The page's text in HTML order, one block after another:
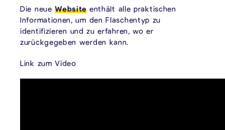
Die neueWebsite enthält alle praktischen
Informationen, um den Flaschentyp zu
identifizieren und zu erfahren, wo er
zurückgegeben werden kann.
Link zum Video